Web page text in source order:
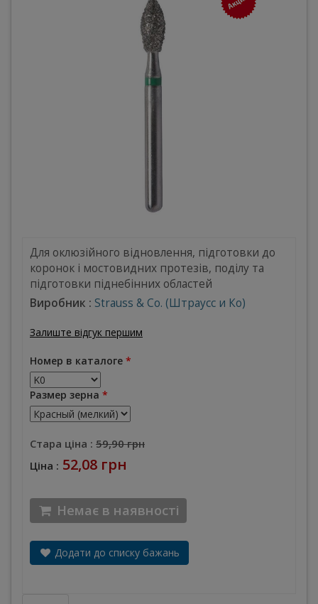
Для оклюзійного відновлення, підготовки до
коронок і мостовидних протезів, поділу та
підготовки піднебінних областей
Виробник : Strauss & Co. (Штраусс и Ко)
Залиште відгук першим
Номер в каталоге *
Размер зерна *
Стара ціна : 59,90 грн
Ціна : 52,08 грн
Немає в наявності
Додати до списку бажань